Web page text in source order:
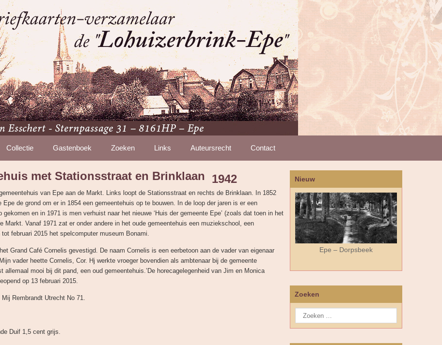
Collectie Gastenboek Zoeken Links Auteursrecht Contact
met Stationsstraat en Brinklaan 1942
van Epe aan de Markt. Links loopt de Stationsstraat en rechts de Brinklaan. In 1852
Epe de grond om er in 1854 een gemeentehuis op te bouwen. In de loop der jaren is er een
gekomen en in 1971 is men verhuist naar het nieuwe ‘Huis der gemeente Epe’ (zoals dat toen in het
Markt. Vanaf 1971 zat er onder andere in het oude gemeentehuis een muziekschool, een
februari 2015 het spelcomputer museum Bonami.
Grand Café Cornelis gevestigd. De naam Cornelis is een eerbetoon aan de vader van eigenaar
vader heette Cornelis, Cor. Hj werkte vroeger bovendien als ambtenaar bij de gemeente
allemaal mooi bij dit pand, een oud gemeentehuis.’De horecagelegenheid van Jim en Monica
op 13 februari 2015.
Rembrandt Utrecht No 71.
Duif 1,5 cent grijs.
Nieuw
Epe – Dorpsbeek
Zoeken